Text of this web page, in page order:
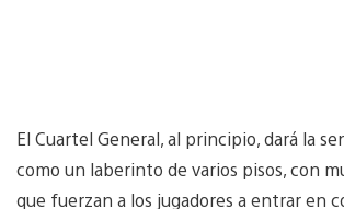
El Cuartel General, al principio, dará la
como un laberinto de varios pisos, con
que fuerzan a los jugadores a entrar en